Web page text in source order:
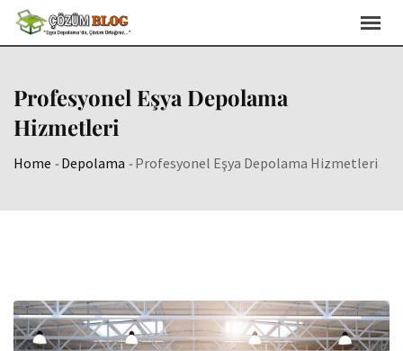
Skip
Profesyonel Eşya Depolama
Hizmetleri
Home -Depolama -Profesyonel Eşya Depolama Hizmetleri